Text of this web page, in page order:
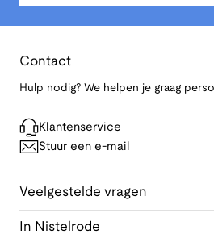
Contact
Hulp nodig? We helpen je graag
Klantenservice
Stuur een e-mail
Veelgestelde vragen
In Nistelrode